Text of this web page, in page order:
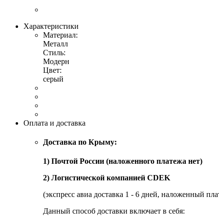
Характеристики
Материал:
Металл
Стиль:
Модерн
Цвет:
серый
Оплата и доставка
Доставка по Крыму:
1) Почтой России (наложенного платежа нет)
2) Логистической компанией CDEK
(экспресс авиа доставка 1 - 6 дней, наложенный
Данный способ доставки включает в себя: